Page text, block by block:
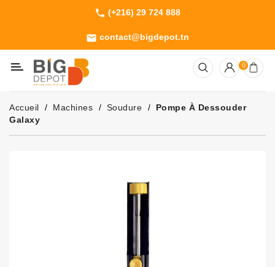
phone (+216) 29 724 888
email contact@bigdepot.tn
Machines
Outillage
Jardinage
Consommables
0
Accueil Machines Soudure
Pompe À Dessouder
Galaxy